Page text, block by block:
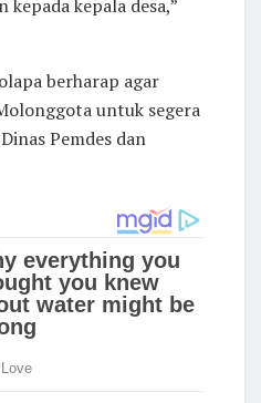
kepala desa,”
berharap agar
untuk segera
Pemdes dan